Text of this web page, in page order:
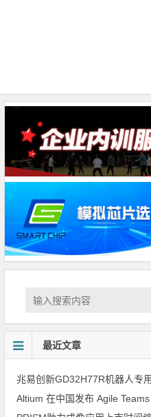
最近文章
Altium 在中国发布 Agile Teams